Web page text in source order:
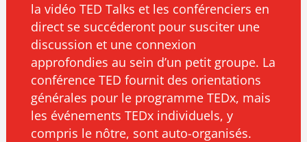
la vidéo TED Talks et les conférenciers en
direct se succéderont pour susciter une
discussion et une connexion
approfondies au sein d’un petit groupe. La
conférence TED fournit des orientations
générales pour le programme TEDx, mais
les événements TEDx individuels, y
compris le nôtre, sont auto-organisés.